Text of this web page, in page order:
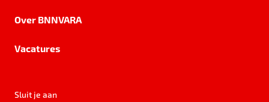
Over BNNVARA
Vacatures
Sluit je aan